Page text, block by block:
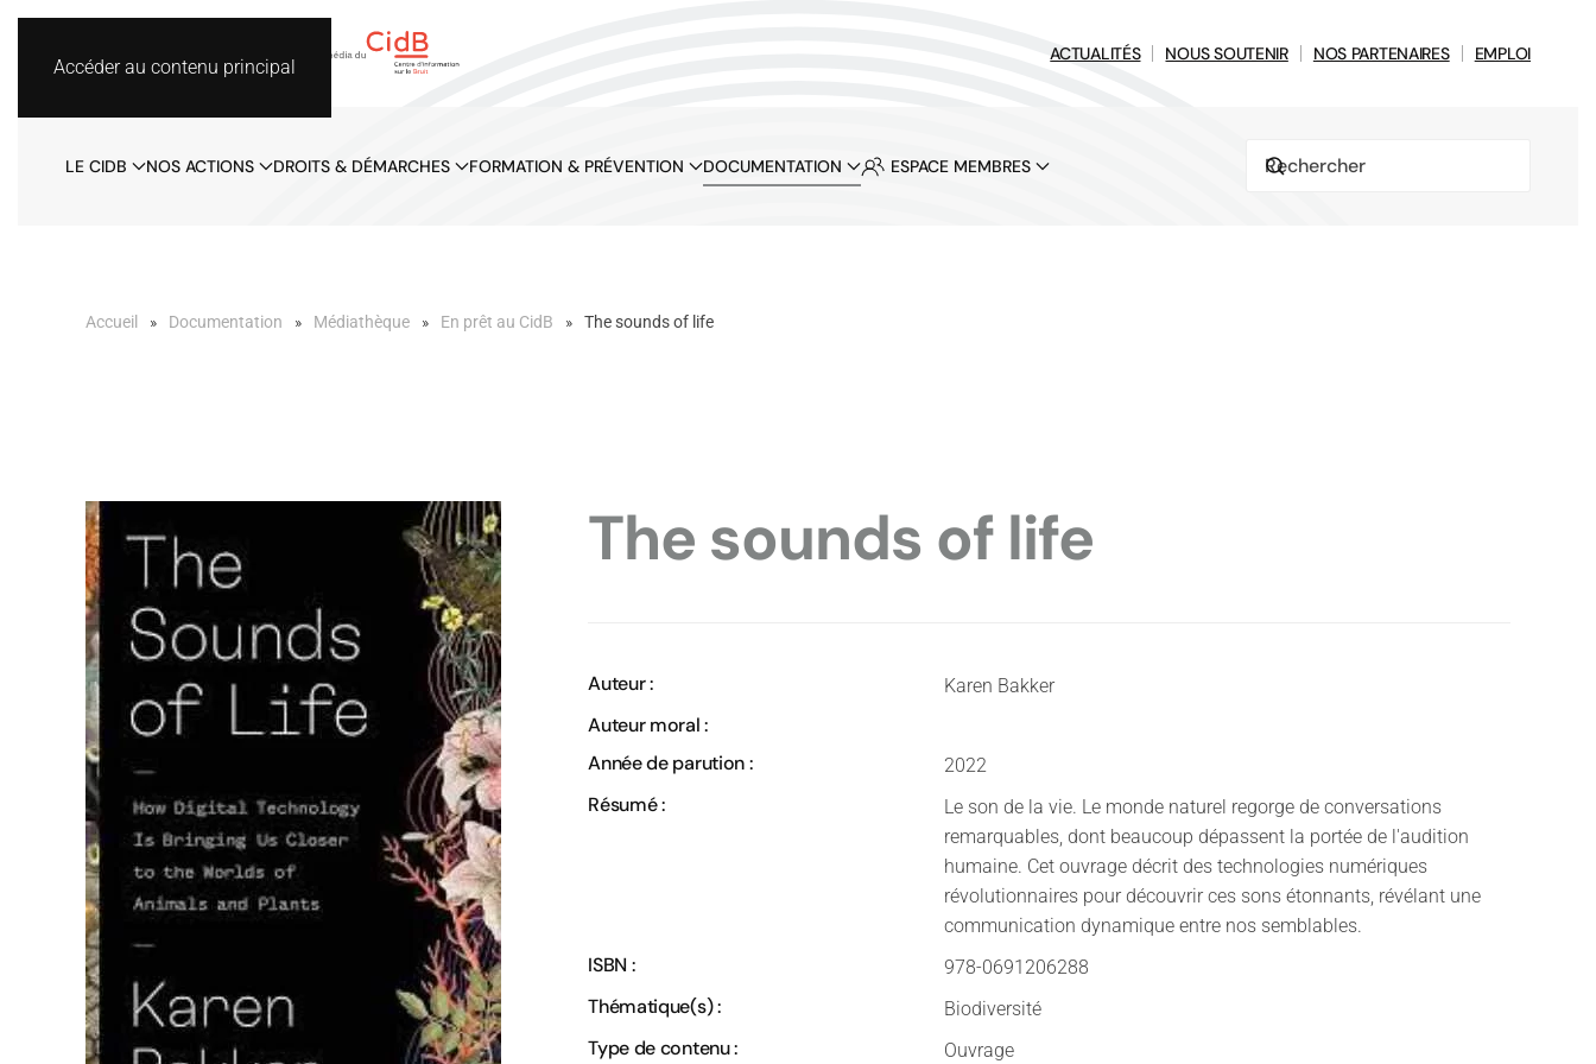
Accéder au contenu principal
ACTUALITÉS NOUS SOUTENIR NOS PARTENAIRES EMPLOI
LE CIDB NOS ACTIONS DROITS & DÉMARCHES FORMATION & PRÉVENTION DOCUMENTATION ESPACE MEMBRES
Accueil Documentation Médiathèque En prêt au CidB The sounds of life
The sounds of life
Auteur : Karen Bakker
Auteur moral :
Année de parution :
2022
Résumé :
Le son de la vie. Le monde naturel regorge de conversations
remarquables, dont beaucoup dépassent la portée de l'audition
humaine. Cet ouvrage décrit des technologies numériques
révolutionnaires pour découvrir ces sons étonnants, révélant une
communication dynamique entre nos semblables.
ISBN : 978-0691206288
Thématique(s) : Biodiversité
Type de contenu : Ouvrage